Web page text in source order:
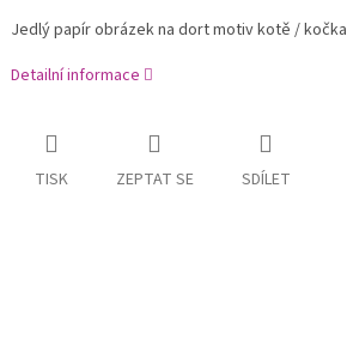
Jedlý papír obrázek na dort motiv kotě / kočka
Detailní informace
TISK ZEPTAT SE SDÍLET